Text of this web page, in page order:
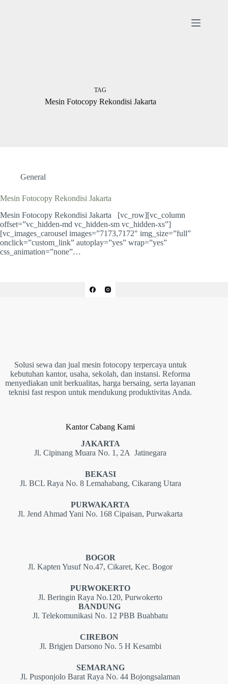
TAG
Mesin Fotocopy Rekondisi Jakarta
General
Mesin Fotocopy Rekondisi Jakarta
Mesin Fotocopy Rekondisi Jakarta [vc_row][vc_column
offset=”vc_hidden-md vc_hidden-sm vc_hidden-xs”]
[vc_images_carousel images=”7173,7172″ img_size=”full”
onclick=”custom_link” autoplay=”yes” wrap=”yes”
css_animation=”none”…
Solusi sewa dan jual mesin fotocopy terpercaya untuk
kebutuhan kantor, usaha, sekolah, dan instansi. Reforma
menyediakan unit berkualitas, harga bersaing, serta layanan
teknisi fast respon untuk mendukung produktivitas Anda.
Kantor Cabang Kami
JAKARTA
Jl. Cipinang Muara No. 1, 2A Jatinegara
BEKASI
Jl. BCL Raya No. 8 Lemahabang, Cikarang Utara
PURWAKARTA
Jl. Jend Ahmad Yani No. 168 Cipaisan, Purwakarta
BOGOR
Jl. Kapten Yusuf No.47, Cikaret, Kec. Bogor
PURWOKERTO
Jl. Beringin Raya No.120, Purwokerto
BANDUNG
Jl. Telekomunikasi No. 12 PBB Buahbatu
CIREBON
Jl. Brigjen Darsono No. 5 H Kesambi
SEMARANG
Jl. Pusponjolo Barat Raya No. 44 Bojongsalaman